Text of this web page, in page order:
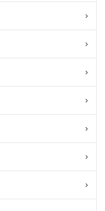
›
›
›
›
›
›
›